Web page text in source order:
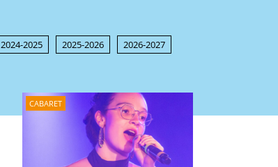
2024-2025 2025-2026 2026-2027
CABARET